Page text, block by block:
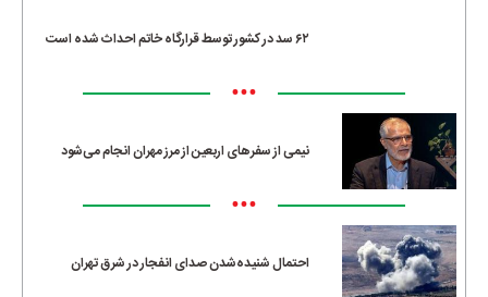
۶۲ سد در کشور توسط قرارگاه خاتم احداث شده است
•••
نیمی از سفرهای اربعین از مرز مهران انجام می‌شود
•••
احتمال شنیده‌شدن صدای انفجار در شرق تهران